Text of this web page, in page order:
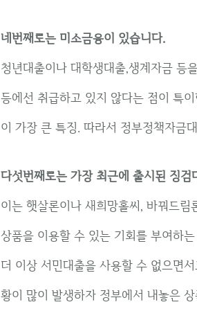
네번째로는 미소금융이 있습니다.
청년대출이나 대학생대출,생계자금 등
등에선 취급하고 있지 않다는 점이 특
이 가장 큰 특징. 따라서 정부정책자금
다섯번째로는 가장 최근에 출시된 징검
이는 햇살론이나 새희망홀씨, 바꿔드
상품을 이용할 수 있는 기회를 부여하
더 이상 서민대출을 사용할 수 없으면
황이 많이 발생하자 정부에서 내놓은